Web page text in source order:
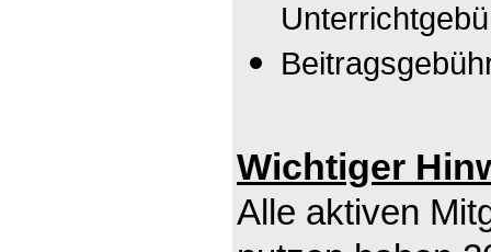
Wichtiger
Alle aktiven